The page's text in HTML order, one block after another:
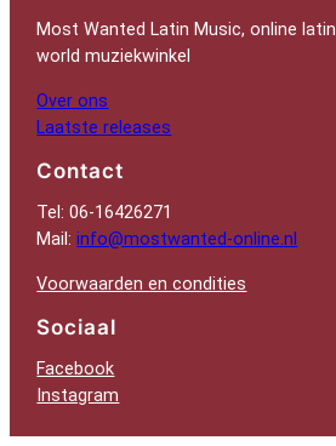
Most Wanted Latin Music, online
world muziekwinkel
Over ons
Laatste releases
Contact
Tel: 06-16426271
Mail:info@mostwanted-online.nl
Voorwaarden en condities
Sociaal
Facebook
Instagram